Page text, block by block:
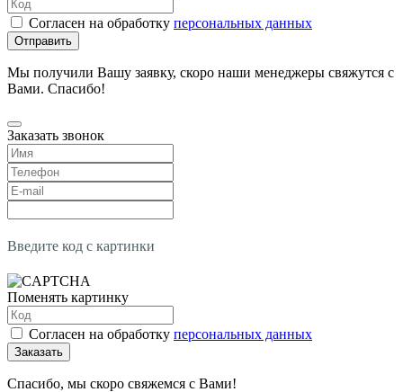
Согласен на обработку персональных данных
Отправить
Мы получили Вашу заявку, скоро наши менеджеры свяжутся с
Вами. Спасибо!
Заказать звонок
Введите код с картинки
Поменять картинку
Согласен на обработку персональных данных
Заказать
Спасибо, мы скоро свяжемся с Вами!